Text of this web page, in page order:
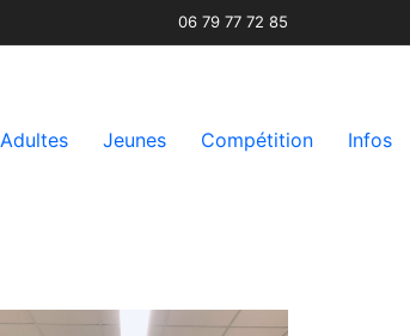
06 79 77 72 85
Adultes Jeunes Compétition Infos